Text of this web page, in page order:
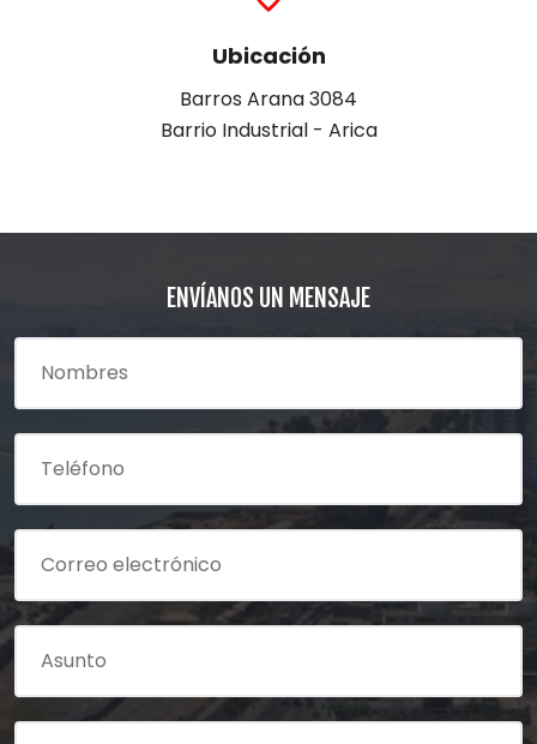
Ubicación
Barros Arana 3084
Barrio Industrial - Arica
ENVÍANOS UN MENSAJE